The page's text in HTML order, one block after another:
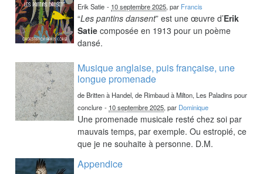
Erik Satie - 10 septembre 2025, par Francis
“Les pantins dansent” est une œuvre d’Erik
Satie composée en 1913 pour un poème
dansé.
Musique anglaise, puis française, une
longue promenade
de Britten à Handel, de Rimbaud à Milton, Les Paladins pour
conclure - 10 septembre 2025, par Dominique
Une promenade musicale resté chez soi par
mauvais temps, par exemple. Ou estropié, ce
que je ne souhaite à personne. D.M.
Appendice